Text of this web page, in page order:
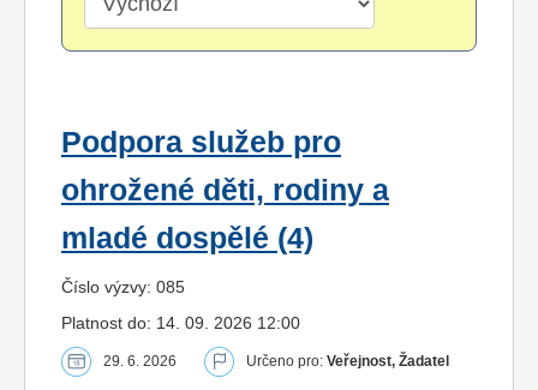
Podpora služeb pro
ohrožené děti, rodiny a
mladé dospělé (4)
Číslo výzvy: 085
Platnost do: 14. 09. 2026 12:00
29. 6. 2026 Určeno pro: Veřejnost, Žadatel